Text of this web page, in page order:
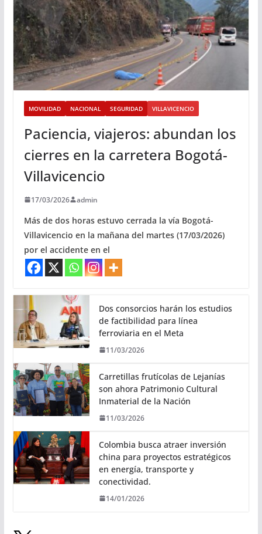
MOVILIDAD NACIONAL SEGURIDAD VILLAVICENCIO
Paciencia, viajeros: abundan los
cierres en la carretera Bogotá-
Villavicencio
17/03/2026 admin
Más de dos horas estuvo cerrada la vía Bogotá-
Villavicencio en la mañana del martes (17/03/2026)
por el accidente en el
Dos consorcios harán los estudios
de factibilidad para línea
ferroviaria en el Meta
11/03/2026
Carretillas frutícolas de Lejanías
son ahora Patrimonio Cultural
Inmaterial de la Nación
11/03/2026
Colombia busca atraer inversión
china para proyectos estratégicos
en energía, transporte y
conectividad.
14/01/2026